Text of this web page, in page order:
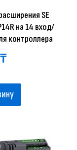
SE
на 14 вход/
контроллера
₸